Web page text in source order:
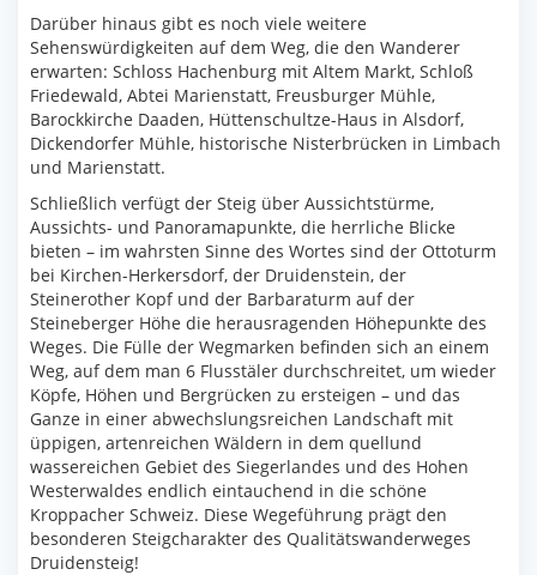
Darüber hinaus gibt es noch viele weitere
Sehenswürdigkeiten auf dem Weg, die den Wanderer
erwarten: Schloss Hachenburg mit Altem Markt, Schloß
Friedewald, Abtei Marienstatt, Freusburger Mühle,
Barockkirche Daaden, Hüttenschultze-Haus in Alsdorf,
Dickendorfer Mühle, historische Nisterbrücken in Limbach
und Marienstatt.
Schließlich verfügt der Steig über Aussichtstürme,
Aussichts- und Panoramapunkte, die herrliche Blicke
bieten – im wahrsten Sinne des Wortes sind der Ottoturm
bei Kirchen-Herkersdorf, der Druidenstein, der
Steinerother Kopf und der Barbaraturm auf der
Steineberger Höhe die herausragenden Höhepunkte des
Weges. Die Fülle der Wegmarken befinden sich an einem
Weg, auf dem man 6 Flusstäler durchschreitet, um wieder
Köpfe, Höhen und Bergrücken zu ersteigen – und das
Ganze in einer abwechslungsreichen Landschaft mit
üppigen, artenreichen Wäldern in dem quellund
wassereichen Gebiet des Siegerlandes und des Hohen
Westerwaldes endlich eintauchend in die schöne
Kroppacher Schweiz. Diese Wegeführung prägt den
besonderen Steigcharakter des Qualitätswanderweges
Druidensteig!